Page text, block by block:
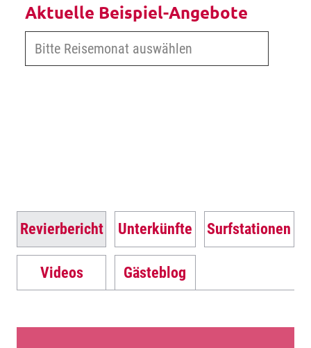
Aktuelle Beispiel-Angebote
Revierbericht Unterkünfte Surfstationen
Videos Gästeblog